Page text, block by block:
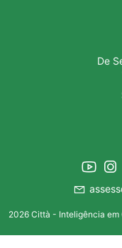
De
2026 Città - Inteligência em